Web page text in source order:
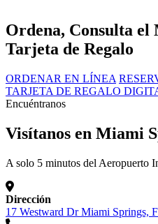
Ordena, Consulta el
Tarjeta de Regalo
ORDENAR EN LÍNEA
TARJETA DE REGALO
Encuéntranos
Visítanos en Miami
A solo 5 minutos del Aeropuerto
Dirección
17 Westward Dr Miami Springs,